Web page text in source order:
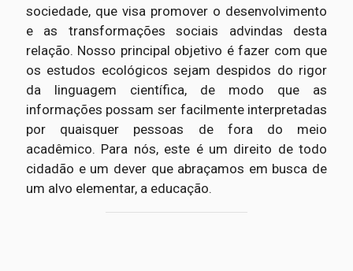
sociedade, que visa promover o desenvolvimento
e as transformações sociais advindas desta
relação. Nosso principal objetivo é fazer com que
os estudos ecológicos sejam despidos do rigor
da linguagem científica, de modo que as
informações possam ser facilmente interpretadas
por quaisquer pessoas de fora do meio
acadêmico. Para nós, este é um direito de todo
cidadão e um dever que abraçamos em busca de
um alvo elementar, a educação.